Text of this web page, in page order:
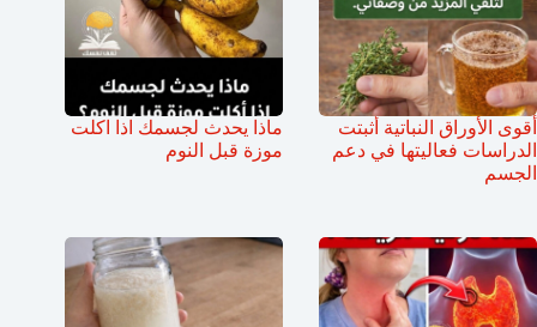
أقوى الأوراق النباتية أثبتت
الدراسات فعاليتها في دعم
الجسم
ماذا يحدث لجسمك اذا اكلت
موزة قبل النوم